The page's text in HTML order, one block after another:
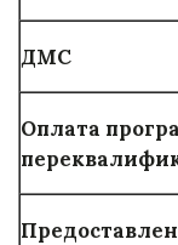
ДМС
Оплата